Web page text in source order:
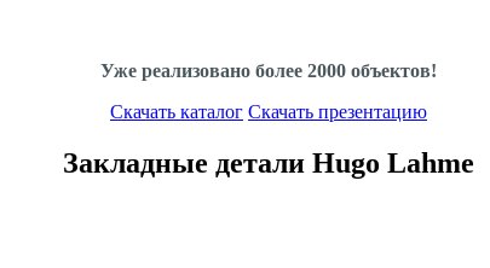
Уже реализовано более 2000 объектов!
Скачать каталог Скачать презентацию
Закладные детали Hugo Lahme